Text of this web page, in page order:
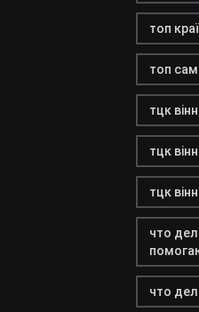
топ
топ
тцк
тцк
тцк
что
что